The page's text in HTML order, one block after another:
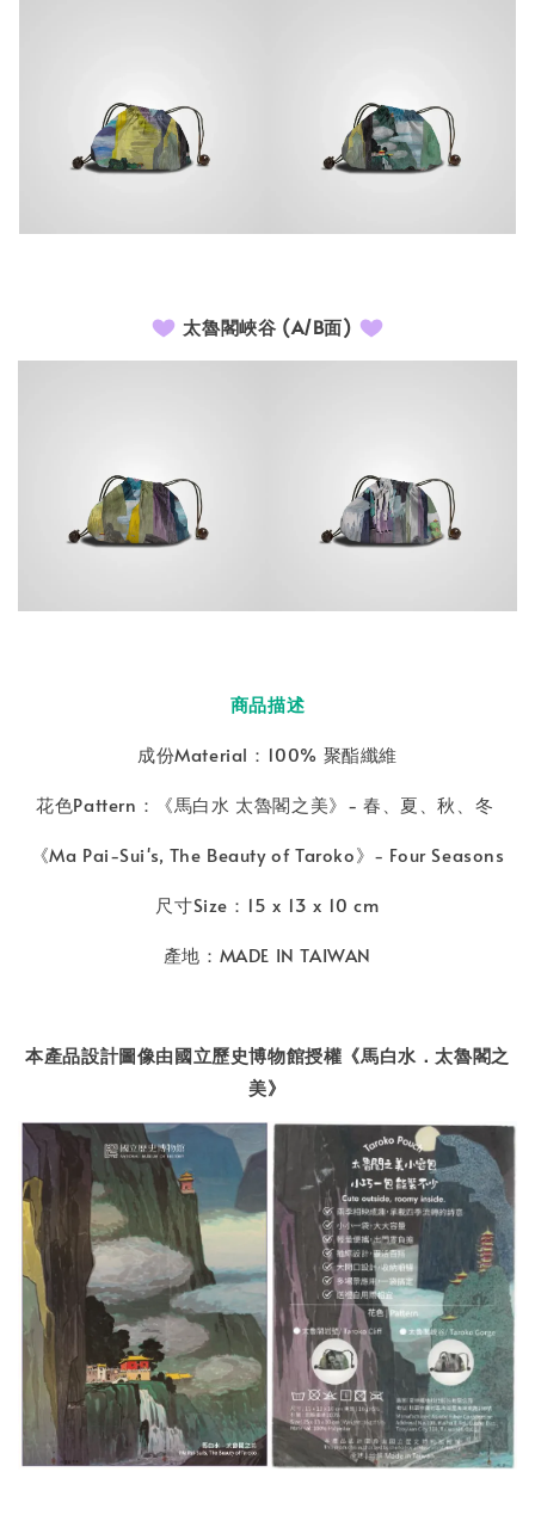
太魯閣峽谷 (A/B面)
商品描述
成份Material：100% 聚酯纖維
花色Pattern：《馬白水 太魯閣之美》- 春、夏、秋、冬
《Ma Pai-Sui's, The Beauty of Taroko》- Four Seasons
尺寸Size：15 x 13 x 10 cm
產地：MADE IN TAIWAN
本產品設計圖像由國立歷史博物館授權《馬白水．太魯閣之
美》